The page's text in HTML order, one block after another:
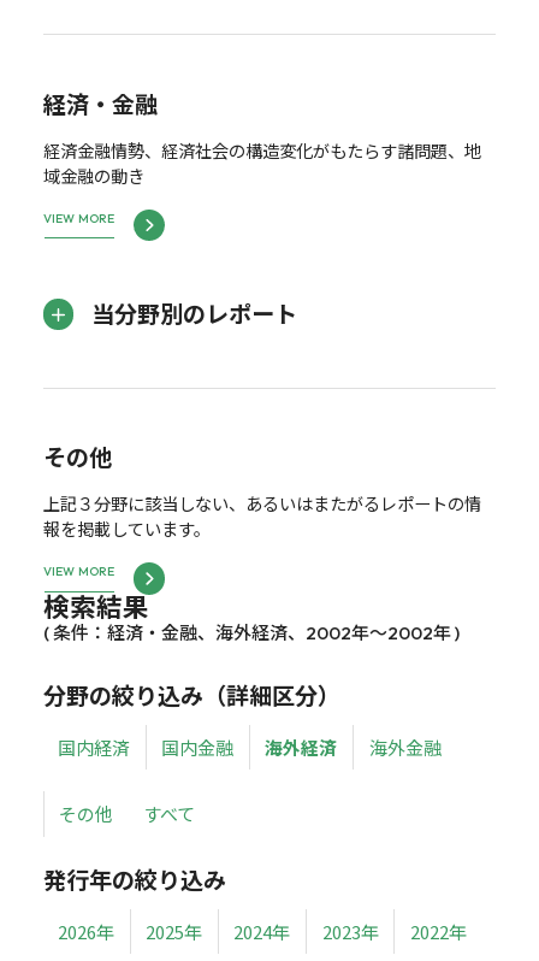
経済・金融
経済金融情勢、経済社会の構造変化がもたらす諸問題、地
域金融の動き
VIEW MORE
当分野別のレポート
その他
上記３分野に該当しない、あるいはまたがるレポートの情
報を掲載しています。
VIEW MORE
検索結果
( 条件：経済・金融、海外経済、2002年～2002年 )
分野の絞り込み（詳細区分）
国内経済 国内金融 海外経済 海外金融
その他 すべて
発行年の絞り込み
2026年 2025年 2024年 2023年 2022年